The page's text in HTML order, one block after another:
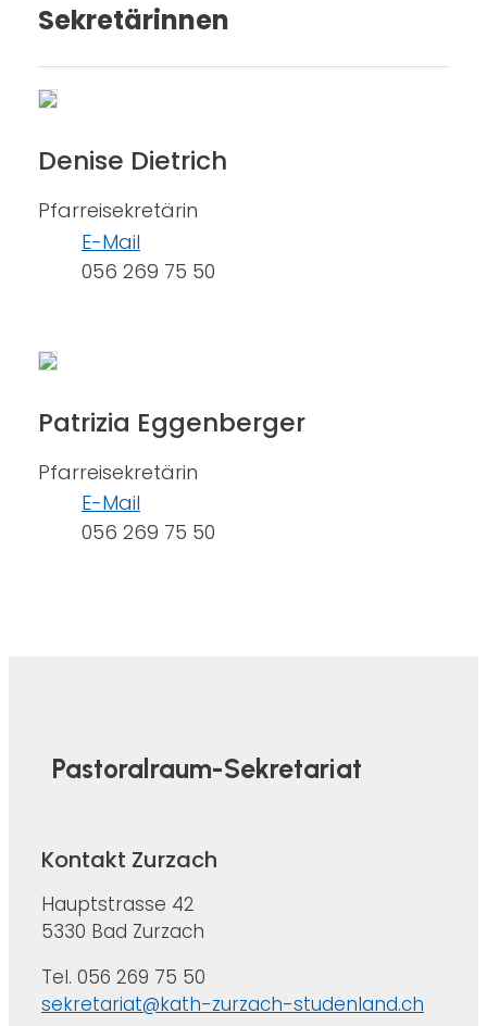
Sekretärinnen
Denise Dietrich
Pfarreisekretärin
E-Mail
056 269 75 50
Patrizia Eggenberger
Pfarreisekretärin
E-Mail
056 269 75 50
Pastoralraum-Sekretariat
Kontakt Zurzach
Hauptstrasse 42
5330 Bad Zurzach
Tel. 056 269 75 50
sekretariat@kath-zurzach-studenland.ch